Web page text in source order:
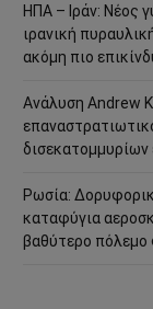
ΗΠΑ – Ιράν: Νέος
ιρανική
ακόμη πιο
Ανάλυση Andrew
δισεκατομμυρίων
Ρωσία:
καταφύγια
βαθύτερο πόλεμο